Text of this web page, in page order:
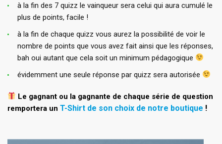
à la fin des 7 quizz le vainqueur sera celui qui aura cumulé le
plus de points, facile !
à la fin de chaque quizz vous aurez la possibilité de voir le
nombre de points que vous avez fait ainsi que les réponses,
bah oui autant que cela soit un minimum pédagogique
évidemment une seule réponse par quizz sera autorisée
Le gagnant ou la gagnante de chaque série de question
remportera un T-Shirt de son choix de notre boutique !